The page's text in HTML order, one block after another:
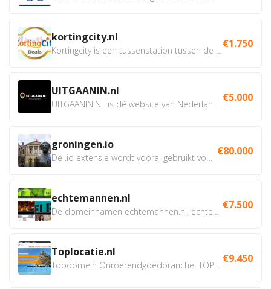
kortingcity.nl €1.750
UITGAANIN.nl €5.000
groningen.io €80.000
echtemannen.nl €7.500
Toplocatie.nl €9.450